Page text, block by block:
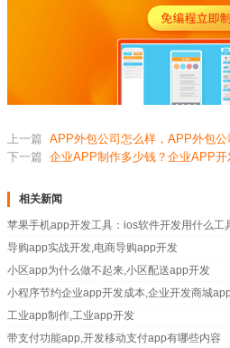
上一篇 APP外包公司怎么样，APP外包
下一篇 企业APP制作多少钱？企业APP
相关新闻
苹果手机app开发工具：ios软件开发用什么工
导购app实战开发,电商导购app开发
小区app为什么做不起来,小区配送app开发
小程序节约企业app开发成本,企业开发商城
工业app制作,工业app开发
带支付功能app,开发移动支付app有哪些内容